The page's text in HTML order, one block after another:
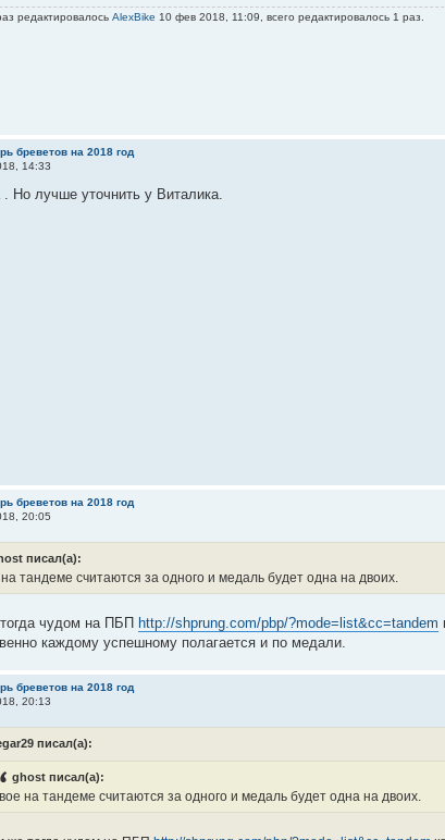
редактировалось AlexBike 10 фев 2018, 11:09, всего редактировалось 1 раз.
бреветов на 2018 год
14:33
Но лучше уточнить у Виталика.
бреветов на 2018 год
20:05
писал(а):
тандеме считаются за одного и медаль будет одна на двоих.
чудом на ПБП http://shprung.com/pbp/?mode=list&cc=tandem
каждому успешному полагается и по медали.
бреветов на 2018 год
20:13
писал(а):
ghost писал(а):
на тандеме считаются за одного и медаль будет одна на двоих.